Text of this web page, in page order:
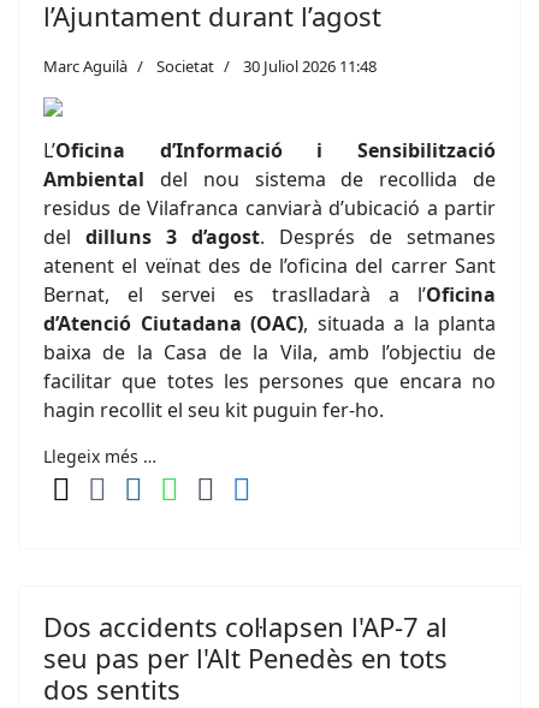
l’Ajuntament durant l’agost
Marc Aguilà Societat 30 Juliol 2026 11:48
L’Oficina d’Informació i Sensibilització
Ambiental del nou sistema de recollida de
residus de Vilafranca canviarà d’ubicació a partir
del dilluns 3 d’agost. Després de setmanes
atenent el veïnat des de l’oficina del carrer Sant
Bernat, el servei es traslladarà a l’Oficina
d’Atenció Ciutadana (OAC), situada a la planta
baixa de la Casa de la Vila, amb l’objectiu de
facilitar que totes les persones que encara no
hagin recollit el seu kit puguin fer-ho.
Llegeix més …
Dos accidents col·lapsen l'AP-7 al
seu pas per l'Alt Penedès en tots
dos sentits